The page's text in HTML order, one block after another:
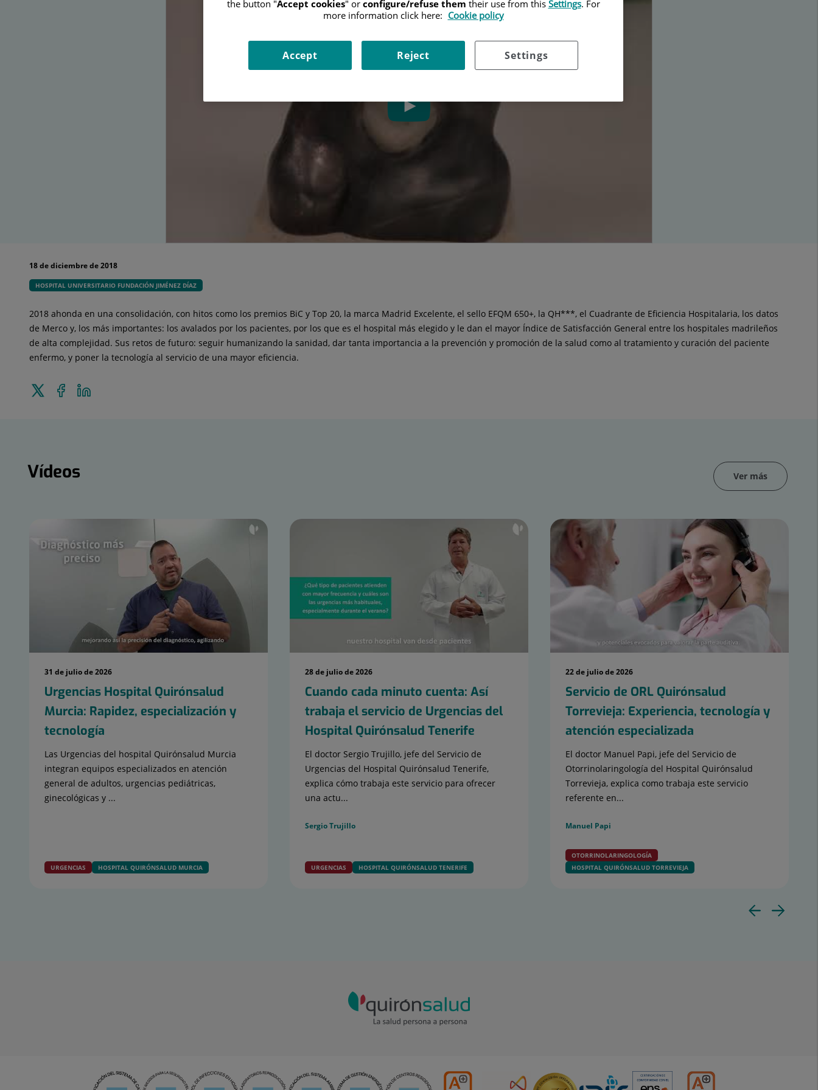
18 de diciembre de 2018
HOSPITAL UNIVERSITARIO FUNDACIÓN JIMÉNEZ DÍAZ
2018 ahonda en una consolidación, con hitos como los premios BiC y Top 20, la marca Madrid Excelente, el sello EFQM 650+, la QH***, el Cuadrante de Eficiencia Hospitalaria, los datos
de Merco y, los más importantes: los avalados por los pacientes, por los que es el hospital más elegido y le dan el mayor Índice de Satisfacción General entre los hospitales madrileños
de alta complejidad. Sus retos de futuro: seguir humanizando la sanidad, dar tanta importancia a la prevención y promoción de la salud como al tratamiento y curación del paciente
enfermo, y poner la tecnología al servicio de una mayor eficiencia.
Enviar
Compartir
en
Vídeos
Vídeos
diapositivas:
31 de julio de 2026
Urgencias Hospital Quirónsalud
Murcia: Rapidez, especialización y
tecnología
Las Urgencias del hospital Quirónsalud Murcia
integran equipos especializados en atención
general de adultos, urgencias pediátricas,
ginecológicas y ...
URGENCIAS HOSPITAL QUIRÓNSALUD MURCIA
28 de julio de 2026
Cuando cada minuto cuenta: Así
trabaja el servicio de Urgencias del
Hospital Quirónsalud Tenerife
El doctor Sergio Trujillo, jefe del Servicio de
Urgencias del Hospital Quirónsalud Tenerife,
explica cómo trabaja este servicio para ofrecer
una actu...
Sergio Trujillo
URGENCIAS HOSPITAL QUIRÓNSALUD TENERIFE
22 de julio de 2026
Servicio de ORL Quirónsalud
Torrevieja: Experiencia, tecnología y
atención especializada
El doctor Manuel Papi, jefe del Servicio de
Otorrinolaringología del Hospital Quirónsalud
Torrevieja, explica como trabaja este servicio
referente en...
Manuel Papi
OTORRINOLARINGOLOGÍA
HOSPITAL QUIRÓNSALUD TORREVIEJA
Ver más
the button "Accept cookies" or configure/refuse them their use from this Settings. For
more information click here: Cookie policy
Settings
Reject
Accept